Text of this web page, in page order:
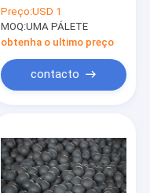
suave 0,8 milímetro
do Mig 5kg 10kg
Preço:USD 1
MOQ:UMA PÁLETE
obtenha o ultimo preço
contacto